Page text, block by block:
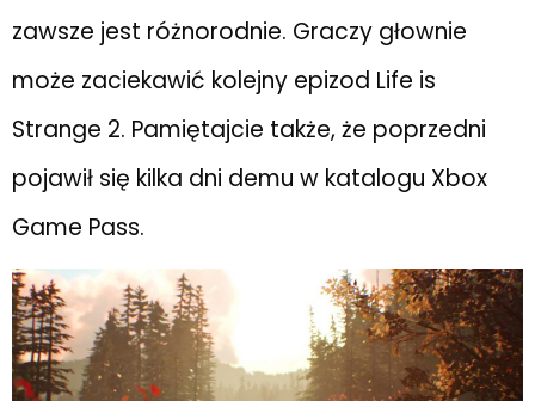
zawsze jest różnorodnie. Graczy głownie
może zaciekawić kolejny epizod Life is
Strange 2. Pamiętajcie także, że poprzedni
pojawił się kilka dni demu w katalogu Xbox
Game Pass.